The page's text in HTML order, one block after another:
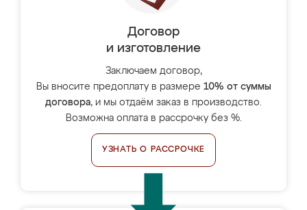
Договор
и изготовление
Заключаем договор,
Вы вносите предоплату в размере 10% от суммы
договора, и мы отдаём заказ в производство.
Возможна оплата в рассрочку без %.
УЗНАТЬ О РАССРОЧКЕ